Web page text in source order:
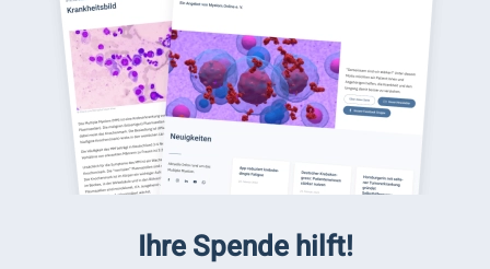
Ihre Spende hilft!